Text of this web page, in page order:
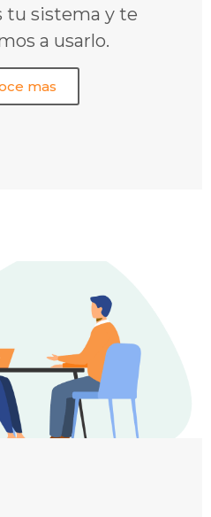
tu sistema y te
a usarlo.
mas